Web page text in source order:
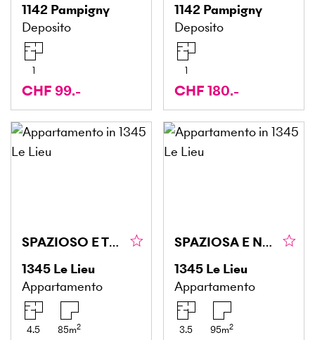
1142 Pampigny
Deposito
1
CHF 99.-
1142 Pampigny
Deposito
1
CHF 180.-
SPAZIOSO E TRANQUILLO
1345 Le Lieu
Appartamento
4.5 85m2
SPAZIOSA E NEL CENTRO DEL PAESE
1345 Le Lieu
Appartamento
3.5 95m2